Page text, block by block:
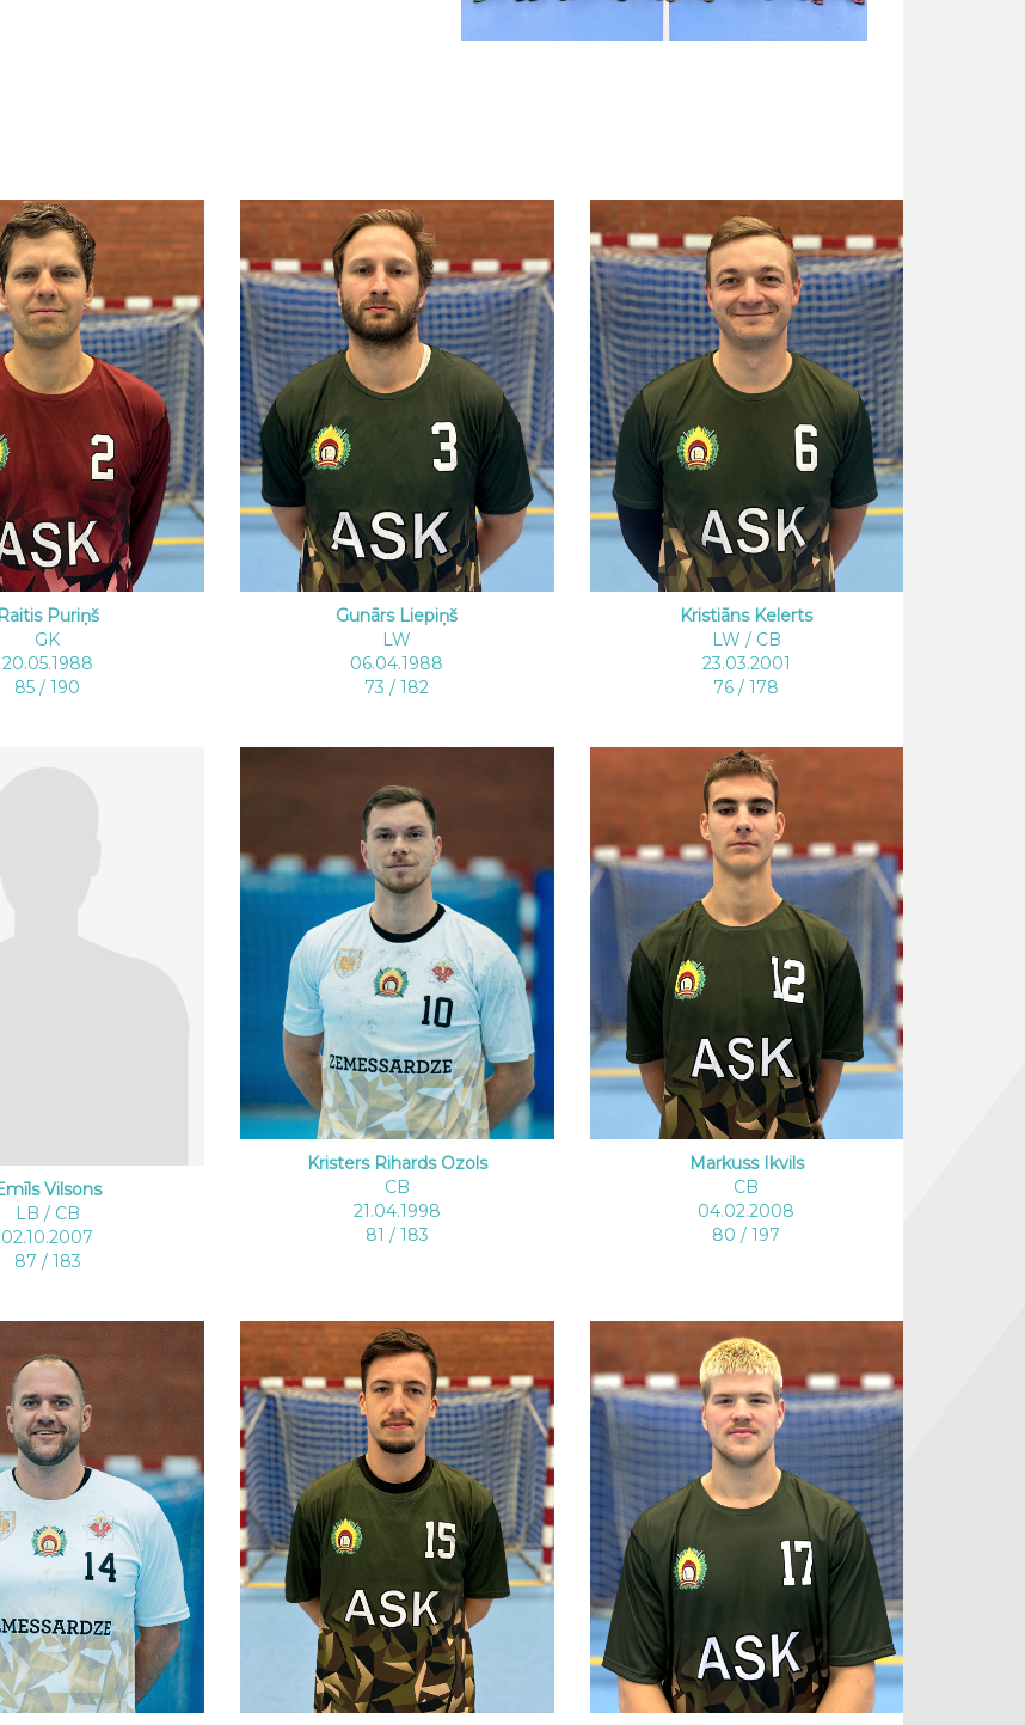
Raitis Puriņš
GK
20.05.1988
85 / 190
Gunārs Liepiņš
LW
06.04.1988
73 / 182
Kristiāns Kelerts
LW / CB
23.03.2001
76 / 178
Vilsons
LB / CB
02.10.2007
87 / 183
Kristers Rihards Ozols
CB
21.04.1998
81 / 183
Markuss Ikvils
CB
04.02.2008
80 / 197